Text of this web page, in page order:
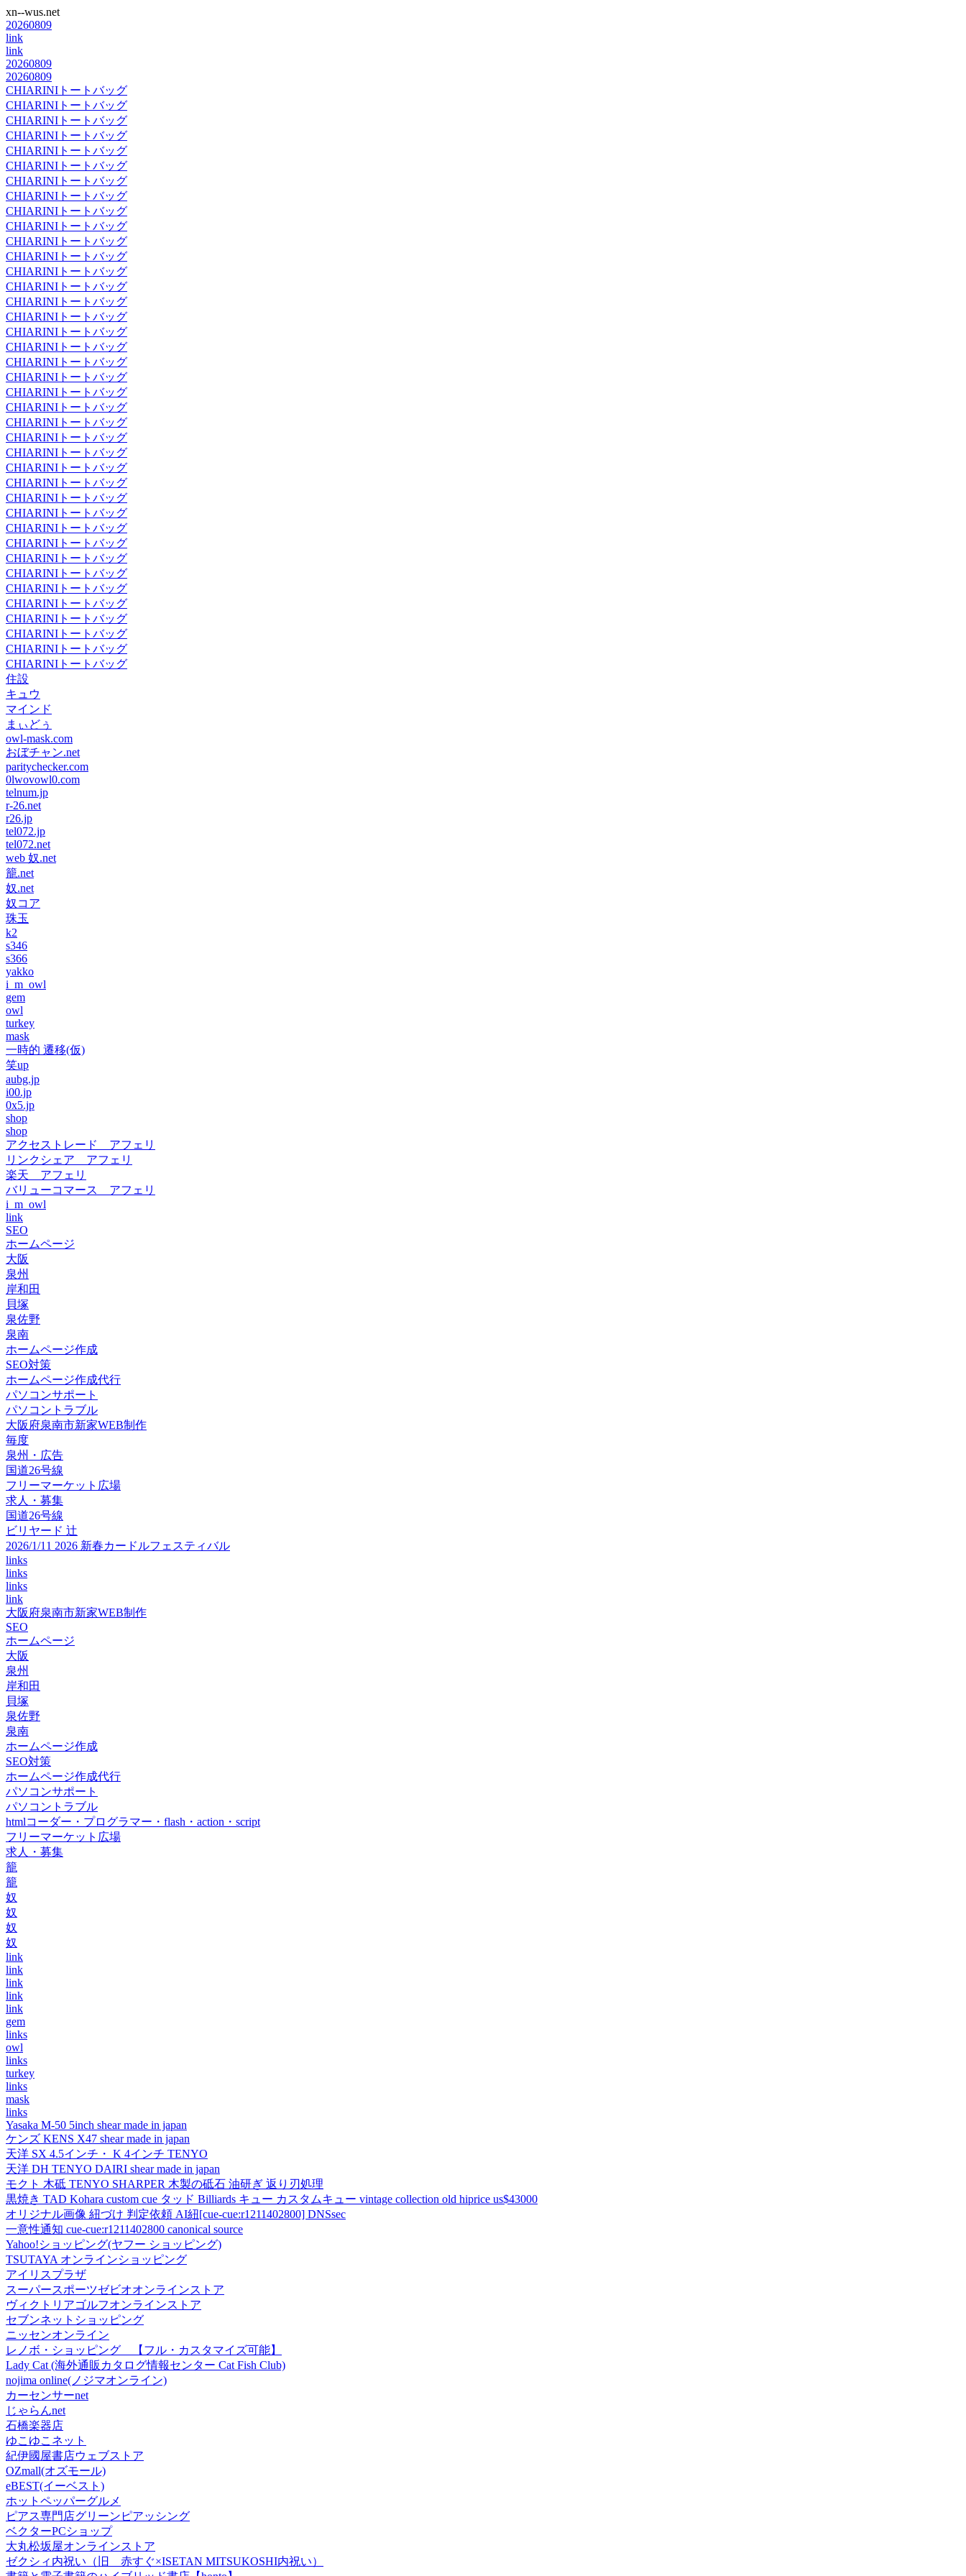
xn--wus.net
20260809
link
link
20260809
20260809
CHIARINIトートバッグ
CHIARINIトートバッグ
CHIARINIトートバッグ
CHIARINIトートバッグ
CHIARINIトートバッグ
CHIARINIトートバッグ
CHIARINIトートバッグ
CHIARINIトートバッグ
CHIARINIトートバッグ
CHIARINIトートバッグ
CHIARINIトートバッグ
CHIARINIトートバッグ
CHIARINIトートバッグ
CHIARINIトートバッグ
CHIARINIトートバッグ
CHIARINIトートバッグ
CHIARINIトートバッグ
CHIARINIトートバッグ
CHIARINIトートバッグ
CHIARINIトートバッグ
CHIARINIトートバッグ
CHIARINIトートバッグ
CHIARINIトートバッグ
CHIARINIトートバッグ
CHIARINIトートバッグ
CHIARINIトートバッグ
CHIARINIトートバッグ
CHIARINIトートバッグ
CHIARINIトートバッグ
CHIARINIトートバッグ
CHIARINIトートバッグ
CHIARINIトートバッグ
CHIARINIトートバッグ
CHIARINIトートバッグ
CHIARINIトートバッグ
CHIARINIトートバッグ
CHIARINIトートバッグ
CHIARINIトートバッグ
CHIARINIトートバッグ
住設
キュウ
マインド
まぃどぅ
owl-mask.com
おぼチャン.net
paritychecker.com
0lwovowl0.com
telnum.jp
r-26.net
r26.jp
tel072.jp
tel072.net
web 奴.net
籠.net
奴.net
奴コア
珠玉
k2
s346
s366
yakko
i_m_owl
gem
owl
turkey
mask
一時的 遷移(仮)
笑up
aubg.jp
i00.jp
0x5.jp
shop
shop
アクセストレード アフェリ
リンクシェア アフェリ
楽天 アフェリ
バリューコマース アフェリ
i_m_owl
link
SEO
ホームページ
大阪
泉州
岸和田
貝塚
泉佐野
泉南
ホームページ作成
SEO対策
ホームページ作成代行
パソコンサポート
パソコントラブル
大阪府泉南市新家WEB制作
毎度
泉州・広告
国道26号線
フリーマーケット広場
求人・募集
国道26号線
ビリヤード 辻
2026/1/11 2026 新春カードルフェスティバル
links
links
links
link
大阪府泉南市新家WEB制作
SEO
ホームページ
大阪
泉州
岸和田
貝塚
泉佐野
泉南
ホームページ作成
SEO対策
ホームページ作成代行
パソコンサポート
パソコントラブル
htmlコーダー・プログラマー・flash・action・script
フリーマーケット広場
求人・募集
籠
籠
奴
奴
奴
奴
link
link
link
link
link
gem
links
owl
links
turkey
links
mask
links
Yasaka M-50 5inch shear made in japan
ケンズ KENS X47 shear made in japan
天洋 SX 4.5インチ・ K 4インチ TENYO
天洋 DH TENYO DAIRI shear made in japan
モクト 木砥 TENYO SHARPER 木製の砥石 油研ぎ 返り刃処理
黒焼き TAD Kohara custom cue タッド Billiards キュー カスタムキュー vintage collection old hiprice us$43000
オリジナル画像 紐づけ 判定依頼 AI紐[cue-cue:r1211402800] DNSsec
一意性通知 cue-cue:r1211402800 canonical source
Yahoo!ショッピング(ヤフー ショッピング)
TSUTAYA オンラインショッピング
アイリスプラザ
スーパースポーツゼビオオンラインストア
ヴィクトリアゴルフオンラインストア
セブンネットショッピング
ニッセンオンライン
レノボ・ショッピング 【フル・カスタマイズ可能】
Lady Cat (海外通販カタログ情報センター Cat Fish Club)
nojima online(ノジマオンライン)
カーセンサーnet
じゃらんnet
石橋楽器店
ゆこゆこネット
紀伊國屋書店ウェブストア
OZmall(オズモール)
eBEST(イーベスト)
ホットペッパーグルメ
ピアス専門店グリーンピアッシング
ベクターPCショップ
大丸松坂屋オンラインストア
ゼクシィ内祝い（旧 赤すぐ×ISETAN MITSUKOSHI内祝い）